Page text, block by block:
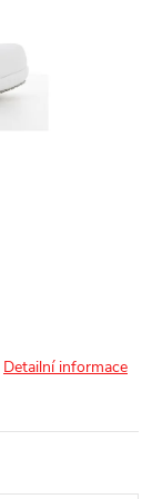
Detailní informace